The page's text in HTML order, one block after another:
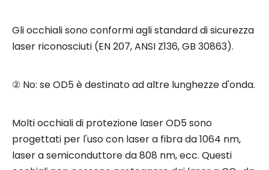
Gli occhiali sono conformi agli standard di sicurezza
laser riconosciuti (EN 207, ANSI Z136, GB 30863).
② No: se OD5 è destinato ad altre lunghezze d'onda.
Molti occhiali di protezione laser OD5 sono
progettati per l'uso con laser a fibra da 1064 nm,
laser a semiconduttore da 808 nm, ecc. Questi